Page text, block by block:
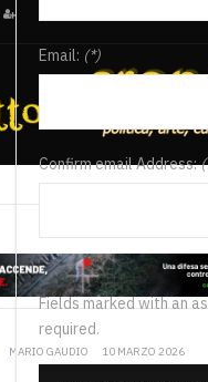
Email: (*)
Confirm email Address:
Fields marked with an
required.
MARIO GAUDIO 10 MARZO 2026